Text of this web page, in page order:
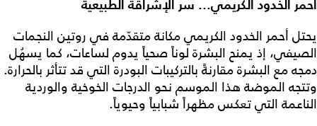
أحمر الخدود الكريمي... سر الإشراقة الطبيعية
يحتل أحمر الخدود الكريمي مكانة متقدّمة في روتين النجمات
الصيفي، إذ يمنح البشرة لوناً صحياً يدوم لساعات، كما يسهُل
دمجه مع البشرة مقارنةً بالتركيبات البودرة التي قد تتأثر بالحرارة.
وتتجه الموضة هذا الموسم نحو الدرجات الخوخية والوردية
الناعمة التي تعكس مظهراً شبابياً وحيوياً.